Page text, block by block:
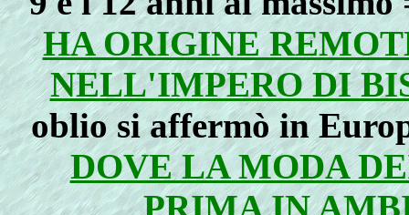
HA ORIGINE
NELL'IMPERO DI
oblio si affermò in
DOVE LA MODA